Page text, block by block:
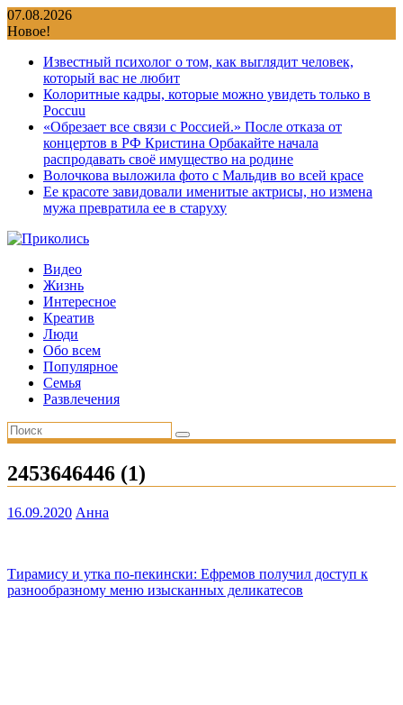
Перейти
к
07.08.2026
Новое!
Известный психолог о том, как выглядит человек,
который вас не любит
Колоритные кадры, которые можно увидеть только в
Россuu
«Обрезает все связи с Россией.» После отказа от
концертов в РФ Кристина Орбакайте начала
распродавать своё имущество на родине
Волочкова выложила фото с Мальдив во всей красе
Ее красоте завидовали именитые актрисы, но измена
мужа превратила ее в старуху
Видео
Жизнь
Интересное
Креатив
Люди
Обо всем
Популярное
Семья
Развлечения
2453646446 (1)
16.09.2020 Анна
Навигация
по
Тирамису и утка по-пекински: Ефремов получил доступ к
разнообразному меню изысканных деликатесов